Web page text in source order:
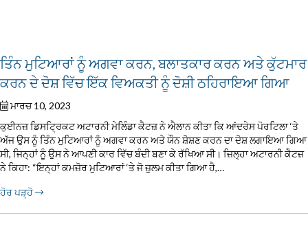
ਤਿੰਨ ਮੁਟਿਆਰਾਂ ਨੂੰ ਅਗਵਾ ਕਰਨ, ਬਲਾਤਕਾਰ ਕਰਨ ਅਤੇ ਕੁੱਟਮਾਰ
ਕਰਨ ਦੇ ਦੋਸ਼ ਵਿੱਚ ਇੱਕ ਵਿਅਕਤੀ ਨੂੰ ਦੋਸ਼ੀ ਠਹਿਰਾਇਆ ਗਿਆ
ਮਾਰਚ 10, 2023
ਕੁਈਨਜ਼ ਡਿਸਟ੍ਰਿਕਟ ਅਟਾਰਨੀ ਮੇਲਿੰਡਾ ਕੈਟਜ਼ ਨੇ ਐਲਾਨ ਕੀਤਾ ਕਿ ਆਂਦਰੇਸ ਪੋਰਟਿਲਾ ‘ਤੇ
ਅੱਜ ਉਸ ਨੂੰ ਤਿੰਨ ਮੁਟਿਆਰਾਂ ਨੂੰ ਅਗਵਾ ਕਰਨ ਅਤੇ ਯੌਨ ਸ਼ੋਸ਼ਣ ਕਰਨ ਦਾ ਦੋਸ਼ ਲਗਾਇਆ ਗਿਆ
ਸੀ, ਜਿਨ੍ਹਾਂ ਨੂੰ ਉਸ ਨੇ ਆਪਣੀ ਕਾਰ ਵਿੱਚ ਬੰਦੀ ਬਣਾ ਕੇ ਰੱਖਿਆ ਸੀ। ਜ਼ਿਲ੍ਹਾ ਅਟਾਰਨੀ ਕੈਟਜ਼
ਨੇ ਕਿਹਾ: “ਇਨ੍ਹਾਂ ਕਮਜ਼ੋਰ ਮੁਟਿਆਰਾਂ ‘ਤੇ ਜੋ ਜ਼ੁਲਮ ਕੀਤਾ ਗਿਆ ਹੈ,…
ਹੋਰ ਪੜ੍ਹੋ